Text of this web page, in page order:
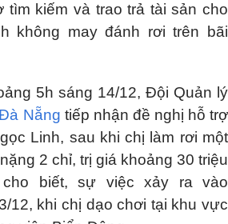
tìm kiếm và trao trả tài sản cho
không may đánh rơi trên bãi
5h sáng 14/12, Đội Quản lý
Nẵng tiếp nhận đề nghị hỗ trợ
Linh, sau khi chị làm rơi một
2 chỉ, trị giá khoảng 30 triệu
biết, sự việc xảy ra vào
12, khi chị dạo chơi tại khu vực